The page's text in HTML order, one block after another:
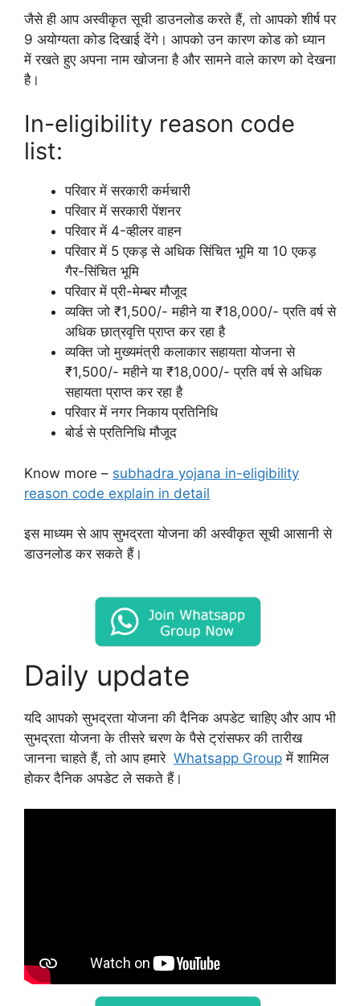
जैसे ही आप अस्वीकृत सूची डाउनलोड करते हैं, तो आपको शीर्ष पर
9 अयोग्यता कोड दिखाई देंगे। आपको उन कारण कोड को ध्यान
में रखते हुए अपना नाम खोजना है और सामने वाले कारण को देखना
है।
In-eligibility reason code
list:
परिवार में सरकारी कर्मचारी
परिवार में सरकारी पेंशनर
परिवार में 4-व्हीलर वाहन
परिवार में 5 एकड़ से अधिक सिंचित भूमि या 10 एकड़
गैर-सिंचित भूमि
परिवार में प्री-मेम्बर मौजूद
व्यक्ति जो ₹1,500/- महीने या ₹18,000/- प्रति वर्ष से
अधिक छात्रवृत्ति प्राप्त कर रहा है
व्यक्ति जो मुख्यमंत्री कलाकार सहायता योजना से
₹1,500/- महीने या ₹18,000/- प्रति वर्ष से अधिक
सहायता प्राप्त कर रहा है
परिवार में नगर निकाय प्रतिनिधि
बोर्ड से प्रतिनिधि मौजूद
Know more – subhadra yojana in-eligibility
reason code explain in detail
इस माध्यम से आप सुभद्रता योजना की अस्वीकृत सूची आसानी से
डाउनलोड कर सकते हैं।
Daily update
यदि आपको सुभद्रता योजना की दैनिक अपडेट चाहिए और आप भी
सुभद्रता योजना के तीसरे चरण के पैसे ट्रांसफर की तारीख
जानना चाहते हैं, तो आप हमारे Whatsapp Group में शामिल
होकर दैनिक अपडेट ले सकते हैं।